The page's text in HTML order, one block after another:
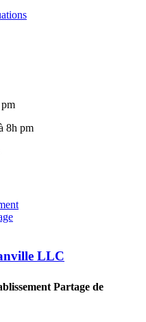
8h pm
LLC
Partage de